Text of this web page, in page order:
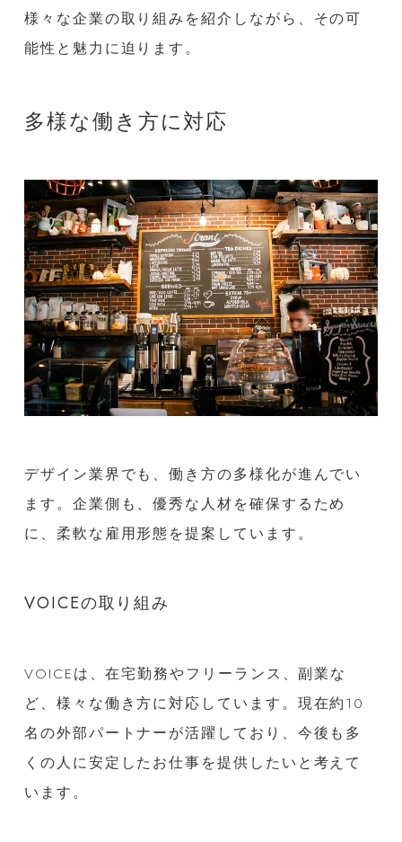
様々な企業の取り組みを紹介しながら、その可
能性と魅力に迫ります。
多様な働き方に対応
デザイン業界でも、働き方の多様化が進んでい
ます。企業側も、優秀な人材を確保するため
に、柔軟な雇用形態を提案しています。
VOICEの取り組み
VOICEは、在宅勤務やフリーランス、副業な
ど、様々な働き方に対応しています。現在約10
名の外部パートナーが活躍しており、今後も多
くの人に安定したお仕事を提供したいと考えて
います。